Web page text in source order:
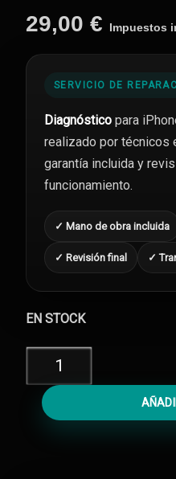
29,00 € Impuestos
SERVICIO DE
Diagnóstico para
realizado por técnicos
garantía incluida y
funcionamiento.
✓ Mano de obra incluida
✓ Revisión final ✓
EN STOCK
Diagnóstico
iPhone
Mini